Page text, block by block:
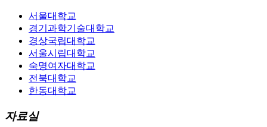
서울대학교
경기과학기술대학교
경상국립대학교
서울시립대학교
숙명여자대학교
전북대학교
한동대학교
자료실